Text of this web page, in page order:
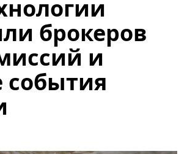
брокеров
и
события